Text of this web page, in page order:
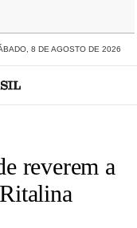
8 DE AGOSTO DE 2026
reverem a